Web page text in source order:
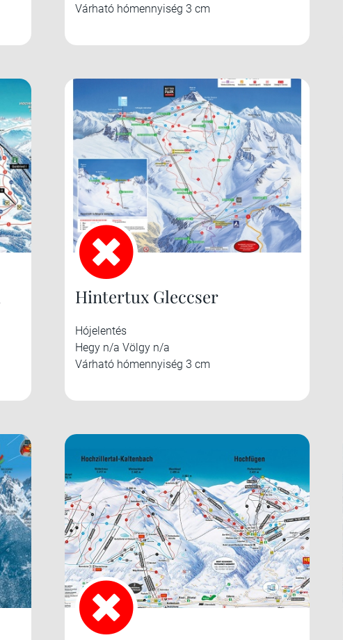
Várható hómennyiség 3 cm
Hintertux Gleccser
Hójelentés
Hegy n/a Völgy n/a
Várható hómennyiség 3 cm